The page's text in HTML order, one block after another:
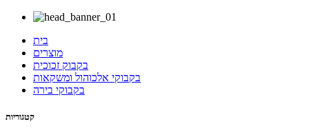
בית
מוצרים
בקבוק זכוכית
בקבוקי אלכוהול ומשקאות
בקבוקי בירה
קטגוריות